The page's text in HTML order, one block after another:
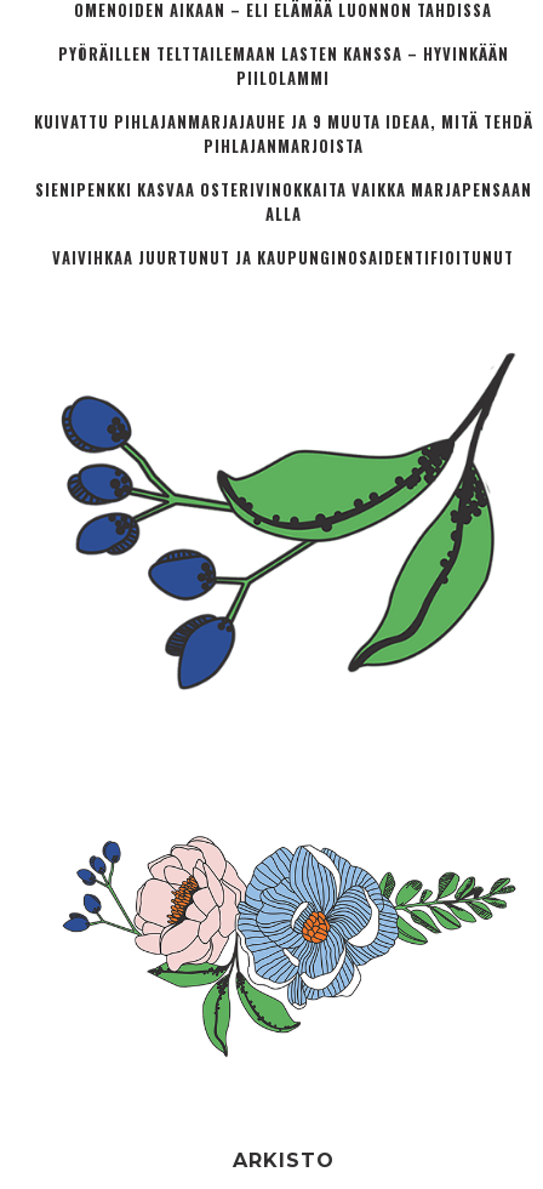
OMENOIDEN AIKAAN – ELI ELÄMÄÄ LUONNON TAHDISSA
PYÖRÄILLEN TELTTAILEMAAN LASTEN KANSSA – HYVINKÄÄN
PIILOLAMMI
KUIVATTU PIHLAJANMARJAJAUHE JA 9 MUUTA IDEAA, MITÄ TEHDÄ
PIHLAJANMARJOISTA
SIENIPENKKI KASVAA OSTERIVINOKKAITA VAIKKA MARJAPENSAAN
ALLA
VAIVIHKAA JUURTUNUT JA KAUPUNGINOSA­IDENTIFIOITUNUT
ARKISTO